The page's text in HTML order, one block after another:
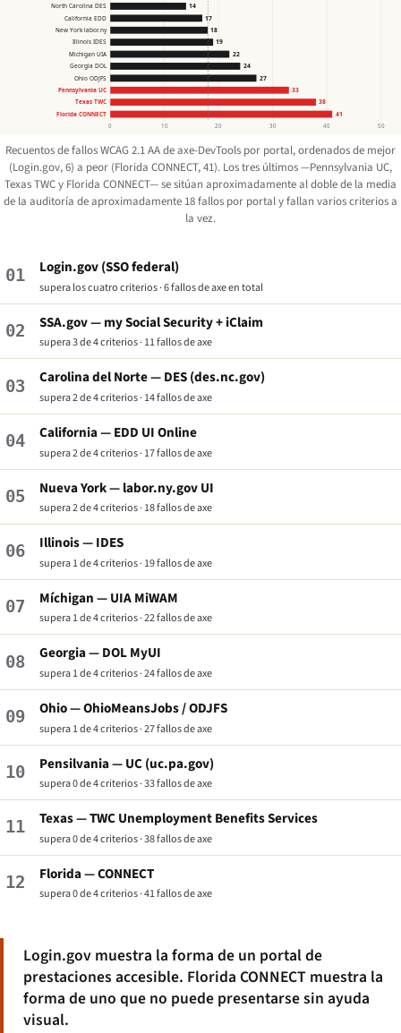
0 10 20 30 40 50
North Carolina DES
California EDD
New York labor.ny
Illinois IDES
Michigan UIA
Georgia DOL
Ohio ODJFS
Pennsylvania UC
Texas TWC
Florida CONNECT
14
17
18
19
22
24
27
33
38
41
Recuentos de fallos WCAG 2.1 AA de axe-DevTools por portal, ordenados de mejor
(Login.gov, 6) a peor (Florida CONNECT, 41). Los tres últimos —Pennsylvania UC,
Texas TWC y Florida CONNECT— se sitúan aproximadamente al doble de la media
de la auditoría de aproximadamente 18 fallos por portal y fallan varios criterios a
la vez.
01 Login.gov (SSO federal)
supera los cuatro criterios · 6 fallos de axe en total
02 SSA.gov — my Social Security + iClaim
supera 3 de 4 criterios · 11 fallos de axe
03 Carolina del Norte — DES (des.nc.gov)
supera 2 de 4 criterios · 14 fallos de axe
04 California — EDD UI Online
supera 2 de 4 criterios · 17 fallos de axe
05 Nueva York — labor.ny.gov UI
supera 2 de 4 criterios · 18 fallos de axe
06 Illinois — IDES
supera 1 de 4 criterios · 19 fallos de axe
07 Míchigan — UIA MiWAM
supera 1 de 4 criterios · 22 fallos de axe
08 Georgia — DOL MyUI
supera 1 de 4 criterios · 24 fallos de axe
09 Ohio — OhioMeansJobs / ODJFS
supera 1 de 4 criterios · 27 fallos de axe
10 Pensilvania — UC (uc.pa.gov)
supera 0 de 4 criterios · 33 fallos de axe
11 Texas — TWC Unemployment Benefits Services
supera 0 de 4 criterios · 38 fallos de axe
12 Florida — CONNECT
supera 0 de 4 criterios · 41 fallos de axe
Login.gov muestra la forma de un portal de
prestaciones accesible. Florida CONNECT muestra la
forma de uno que no puede presentarse sin ayuda
visual.